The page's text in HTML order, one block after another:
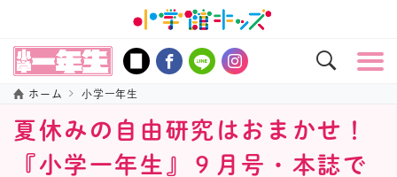
ホーム 小学一年生
夏休みの自由研究はおまかせ！
『小学一年生』９月号・本誌で